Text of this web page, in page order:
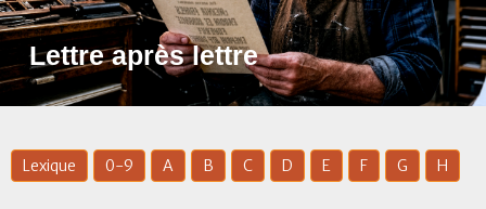
Lettre après lettre
Lexique 0-9 A B C D E F G H